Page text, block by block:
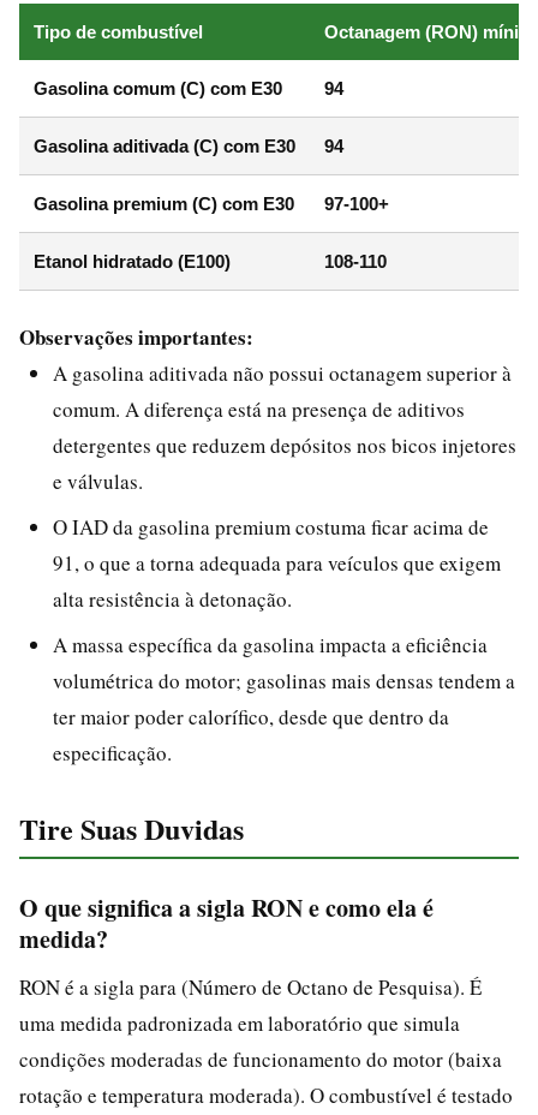
Tipo de combustível Octanagem (RON)
Gasolina comum (C) com E30 94
Gasolina aditivada (C) com E30 94
Gasolina premium (C) com E30 97-100+
Etanol hidratado (E100) 108-110
Observações importantes:
A gasolina aditivada não possui octanagem superior à
comum. A diferença está na presença de aditivos
detergentes que reduzem depósitos nos bicos injetores
e válvulas.
O IAD da gasolina premium costuma ficar acima de
91, o que a torna adequada para veículos que exigem
alta resistência à detonação.
A massa específica da gasolina impacta a eficiência
volumétrica do motor; gasolinas mais densas tendem a
ter maior poder calorífico, desde que dentro da
especificação.
Tire Suas Duvidas
O que significa a sigla RON e como ela é
medida?
RON é a sigla para (Número de Octano de Pesquisa). É
uma medida padronizada em laboratório que simula
condições moderadas de funcionamento do motor (baixa
rotação e temperatura moderada). O combustível é testado